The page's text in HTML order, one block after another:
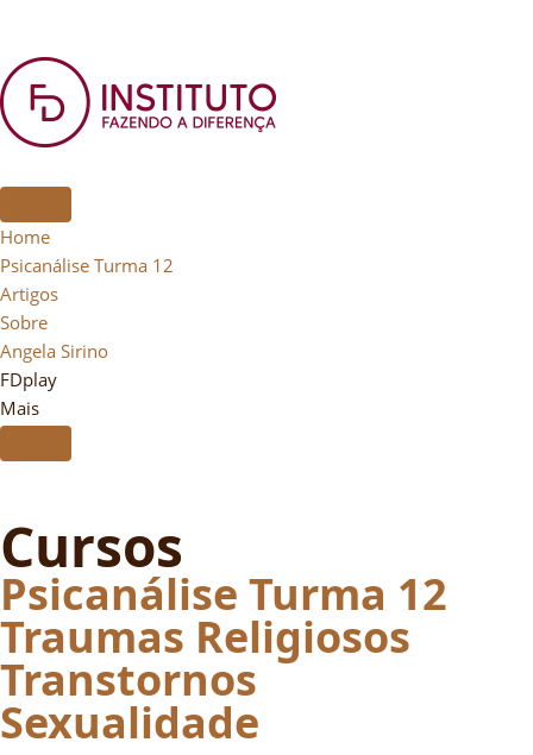
Home
Psicanálise Turma 12
Artigos
Sobre
Angela Sirino
FDplay
Mais
Cursos
Psicanálise Turma 12
Traumas Religiosos
Transtornos
Sexualidade